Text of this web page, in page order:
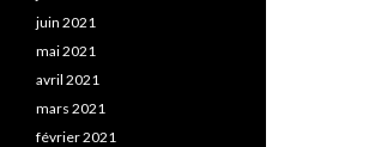
juin 2021
mai 2021
avril 2021
mars 2021
février 2021